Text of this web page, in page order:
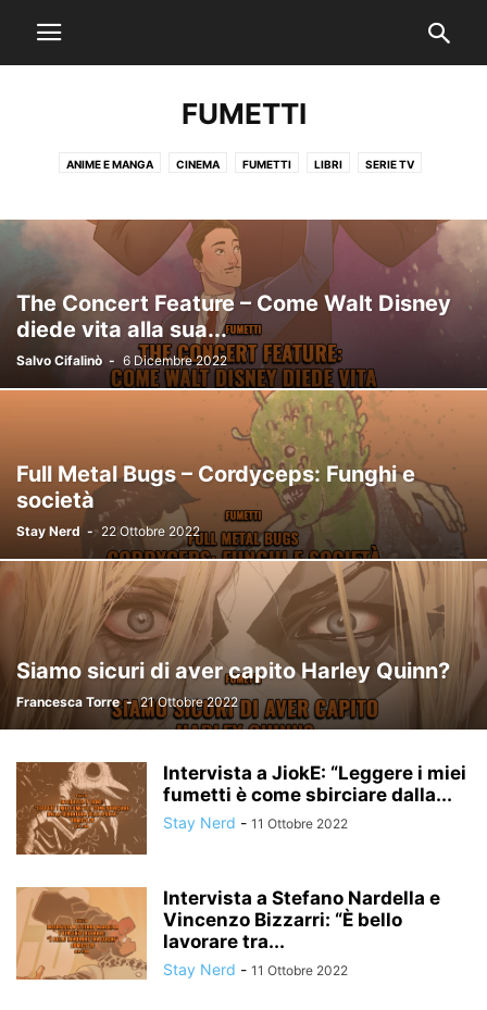
FUMETTI
ANIME E MANGA CINEMA FUMETTI LIBRI SERIE TV
The Concert Feature – Come Walt Disney
diede vita alla sua...
Salvo Cifalinò - 6 Dicembre 2022
Full Metal Bugs – Cordyceps: Funghi e
società
Stay Nerd - 22 Ottobre 2022
Siamo sicuri di aver capito Harley Quinn?
Francesca Torre - 21 Ottobre 2022
Intervista a JiokE: “Leggere i miei
fumetti è come sbirciare dalla...
Stay Nerd - 11 Ottobre 2022
Intervista a Stefano Nardella e
Vincenzo Bizzarri: “È bello
lavorare tra...
Stay Nerd - 11 Ottobre 2022